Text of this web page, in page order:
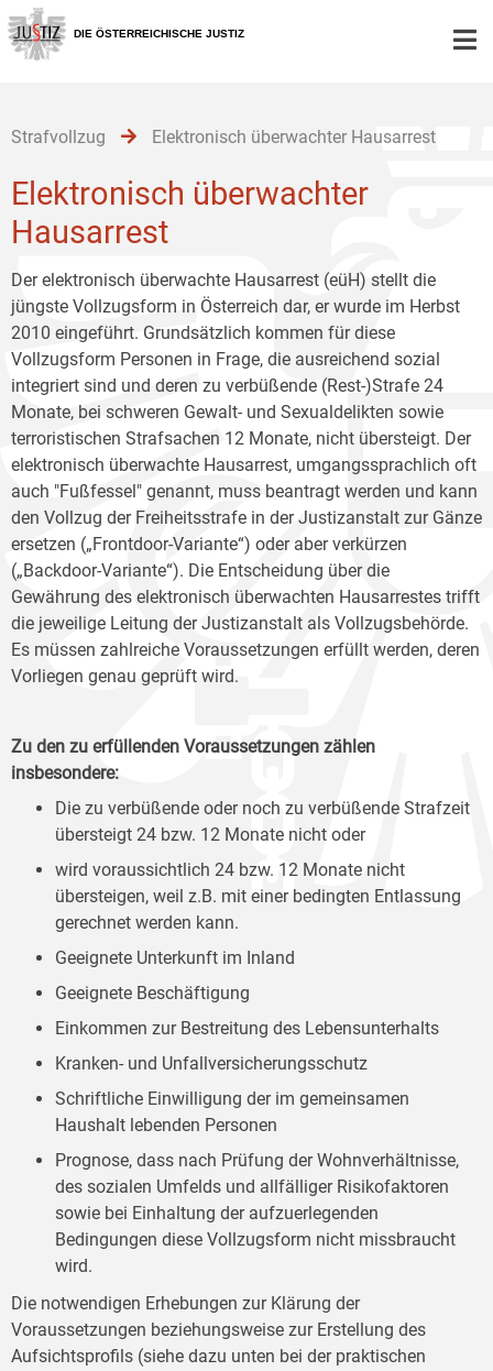
Zur
Hauptnavigation
[1]
Zum
Inhalt
[2]
Zum
Untermenü
[3]
DIE ÖSTERREICHISCHE JUSTIZ
Strafvollzug Elektronisch überwachter Hausarrest
Elektronisch überwachter
Hausarrest
Der elektronisch überwachte Hausarrest (eüH) stellt die
jüngste Vollzugsform in Österreich dar, er wurde im Herbst
2010 eingeführt. Grundsätzlich kommen für diese
Vollzugsform Personen in Frage, die ausreichend sozial
integriert sind und deren zu verbüßende (Rest-)Strafe 24
Monate, bei schweren Gewalt- und Sexualdelikten sowie
terroristischen Strafsachen 12 Monate, nicht übersteigt. Der
elektronisch überwachte Hausarrest, umgangssprachlich oft
auch "Fußfessel" genannt, muss beantragt werden und kann
den Vollzug der Freiheitsstrafe in der Justizanstalt zur Gänze
ersetzen („Frontdoor-Variante“) oder aber verkürzen
(„Backdoor-Variante“). Die Entscheidung über die
Gewährung des elektronisch überwachten Hausarrestes trifft
die jeweilige Leitung der Justizanstalt als Vollzugsbehörde.
Es müssen zahlreiche Voraussetzungen erfüllt werden, deren
Vorliegen genau geprüft wird.
Zu den zu erfüllenden Voraussetzungen zählen
insbesondere:
Die zu verbüßende oder noch zu verbüßende Strafzeit
übersteigt 24 bzw. 12 Monate nicht oder
wird voraussichtlich 24 bzw. 12 Monate nicht
übersteigen, weil z.B. mit einer bedingten Entlassung
gerechnet werden kann.
Geeignete Unterkunft im Inland
Geeignete Beschäftigung
Einkommen zur Bestreitung des Lebensunterhalts
Kranken- und Unfallversicherungsschutz
Schriftliche Einwilligung der im gemeinsamen
Haushalt lebenden Personen
Prognose, dass nach Prüfung der Wohnverhältnisse,
des sozialen Umfelds und allfälliger Risikofaktoren
sowie bei Einhaltung der aufzuerlegenden
Bedingungen diese Vollzugsform nicht missbraucht
wird.
Die notwendigen Erhebungen zur Klärung der
Voraussetzungen beziehungsweise zur Erstellung des
Aufsichtsprofils (siehe dazu unten bei der praktischen